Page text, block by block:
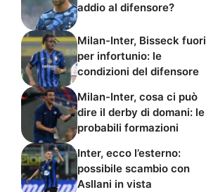
addio al difensore?
Milan-Inter, Bisseck fuori
per infortunio: le
condizioni del difensore
Milan-Inter, cosa ci può
dire il derby di domani: le
probabili formazioni
Inter, ecco l’esterno:
possibile scambio con
Asllani in vista